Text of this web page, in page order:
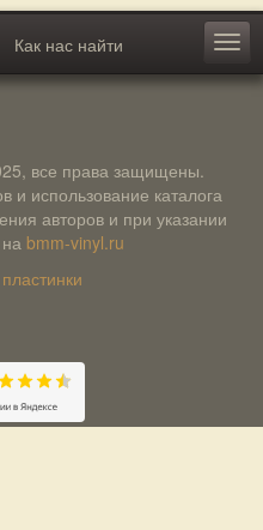
Как нас найти
все права защищены.
и использование каталога
авторов и при указании
bmm-vinyl.ru